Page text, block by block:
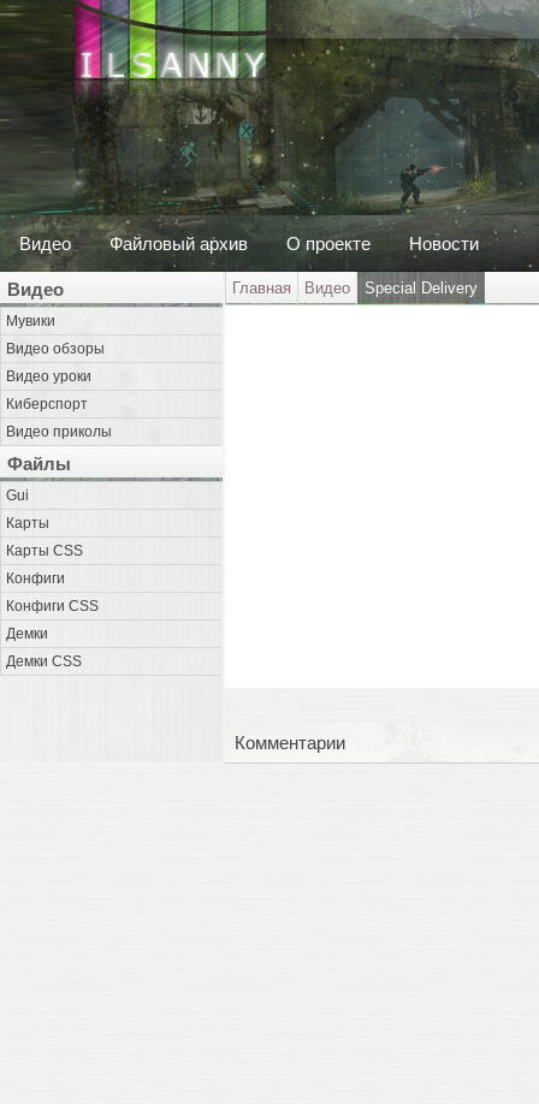
Видео Файловый архив О проекте Новости
Видео
Мувики
Видео обзоры
Видео уроки
Киберспорт
Видео приколы
Файлы
Gui
Карты
Карты CSS
Конфиги
Конфиги CSS
Демки
Демки CSS
Главная Видео Special Delivery
Комментарии